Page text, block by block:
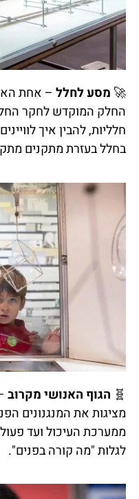
🚀 מסע לחלל– אחת
החלק המוקדש לחקר
חלליות, להבין איך
בחלל בעזרת מתקנים
🧬 הגוף האנושי מקרוב
מציגות את המנגנונים
ממערכת העיכול ועד
לגלות "מה קורה בפנים".